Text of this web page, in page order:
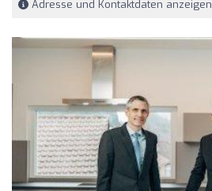
Adresse und Kontaktdaten anzeigen